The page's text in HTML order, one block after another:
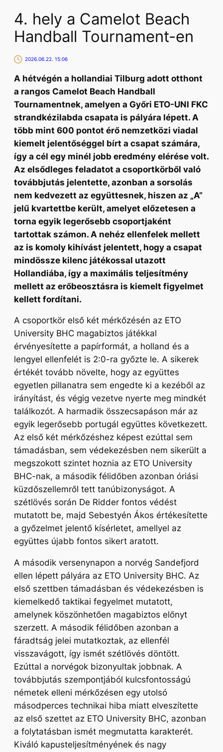
4. hely a Camelot Beach
Handball Tournament-en
2026.06.22. 15:06
A hétvégén a hollandiai Tilburg adott otthont
a rangos Camelot Beach Handball
Tournamentnek, amelyen a Győri ETO-UNI FKC
strandkézilabda csapata is pályára lépett. A
több mint 600 pontot érő nemzetközi viadal
kiemelt jelentőséggel bírt a csapat számára,
így a cél egy minél jobb eredmény elérése volt.
Az elsődleges feladatot a csoportkörből való
továbbjutás jelentette, azonban a sorsolás
nem kedvezett az együttesnek, hiszen az „A”
jelű kvartettbe került, amelyet előzetesen a
torna egyik legerősebb csoportjaként
tartottak számon. A nehéz ellenfelek mellett
az is komoly kihívást jelentett, hogy a csapat
mindössze kilenc játékossal utazott
Hollandiába, így a maximális teljesítmény
mellett az erőbeosztásra is kiemelt figyelmet
kellett fordítani.
A csoportkör első két mérkőzésén az ETO
University BHC magabiztos játékkal
érvényesítette a papírformát, a holland és a
lengyel ellenfelét is 2:0-ra győzte le. A sikerek
értékét tovább növelte, hogy az együttes
egyetlen pillanatra sem engedte ki a kezéből az
irányítást, és végig vezetve nyerte meg mindkét
találkozót. A harmadik összecsapáson már az
egyik legerősebb portugál együttes következett.
Az első két mérkőzéshez képest ezúttal sem
támadásban, sem védekezésben nem sikerült a
megszokott szintet hoznia az ETO University
BHC-nak, a második félidőben azonban óriási
küzdőszellemről tett tanúbizonyságot. A
szétlövés során De Ridder fontos védést
mutatott be, majd Sebestyén Ákos értékesítette
a győzelmet jelentő kísérletet, amellyel az
együttes újabb fontos sikert aratott.
A második versenynapon a norvég Sandefjord
ellen lépett pályára az ETO University BHC. Az
első szettben támadásban és védekezésben is
kiemelkedő taktikai fegyelmet mutatott,
amelynek köszönhetően magabiztos előnyt
szerzett. A második félidőben azonban a
fáradtság jelei mutatkoztak, az ellenfél
visszavágott, így ismét szétlövés döntött.
Ezúttal a norvégok bizonyultak jobbnak. A
továbbjutás szempontjából kulcsfontosságú
németek elleni mérkőzésen egy utolsó
másodperces technikai hiba miatt elveszítette
az első szettet az ETO University BHC, azonban
a folytatásban ismét megmutatta karakterét.
Kiváló kapusteljesítményének és nagy